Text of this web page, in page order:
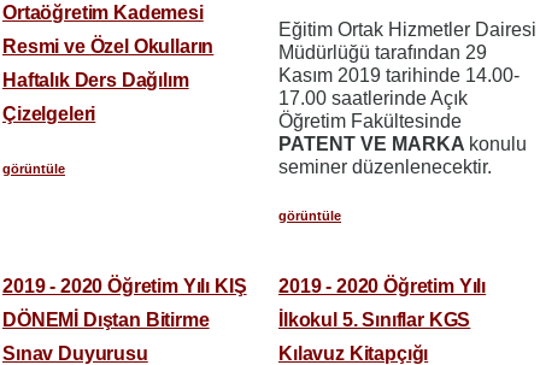
Ortaöğretim Kademesi
Resmi ve Özel Okulların
Haftalık Ders Dağılım
Çizelgeleri
görüntüle
Eğitim Ortak Hizmetler Dairesi
Müdürlüğü tarafından 29
Kasım 2019 tarihinde 14.00-
17.00 saatlerinde Açık
Öğretim Fakültesinde
PATENT VE MARKA konulu
seminer düzenlenecektir.
görüntüle
2019 - 2020 Öğretim Yılı KIŞ
DÖNEMİ Dıştan Bitirme
Sınav Duyurusu
2019 - 2020 Öğretim Yılı
İlkokul 5. Sınıflar KGS
Kılavuz Kitapçığı